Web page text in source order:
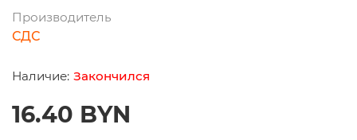
Производитель
СДС
Закончился
16.40 BYN